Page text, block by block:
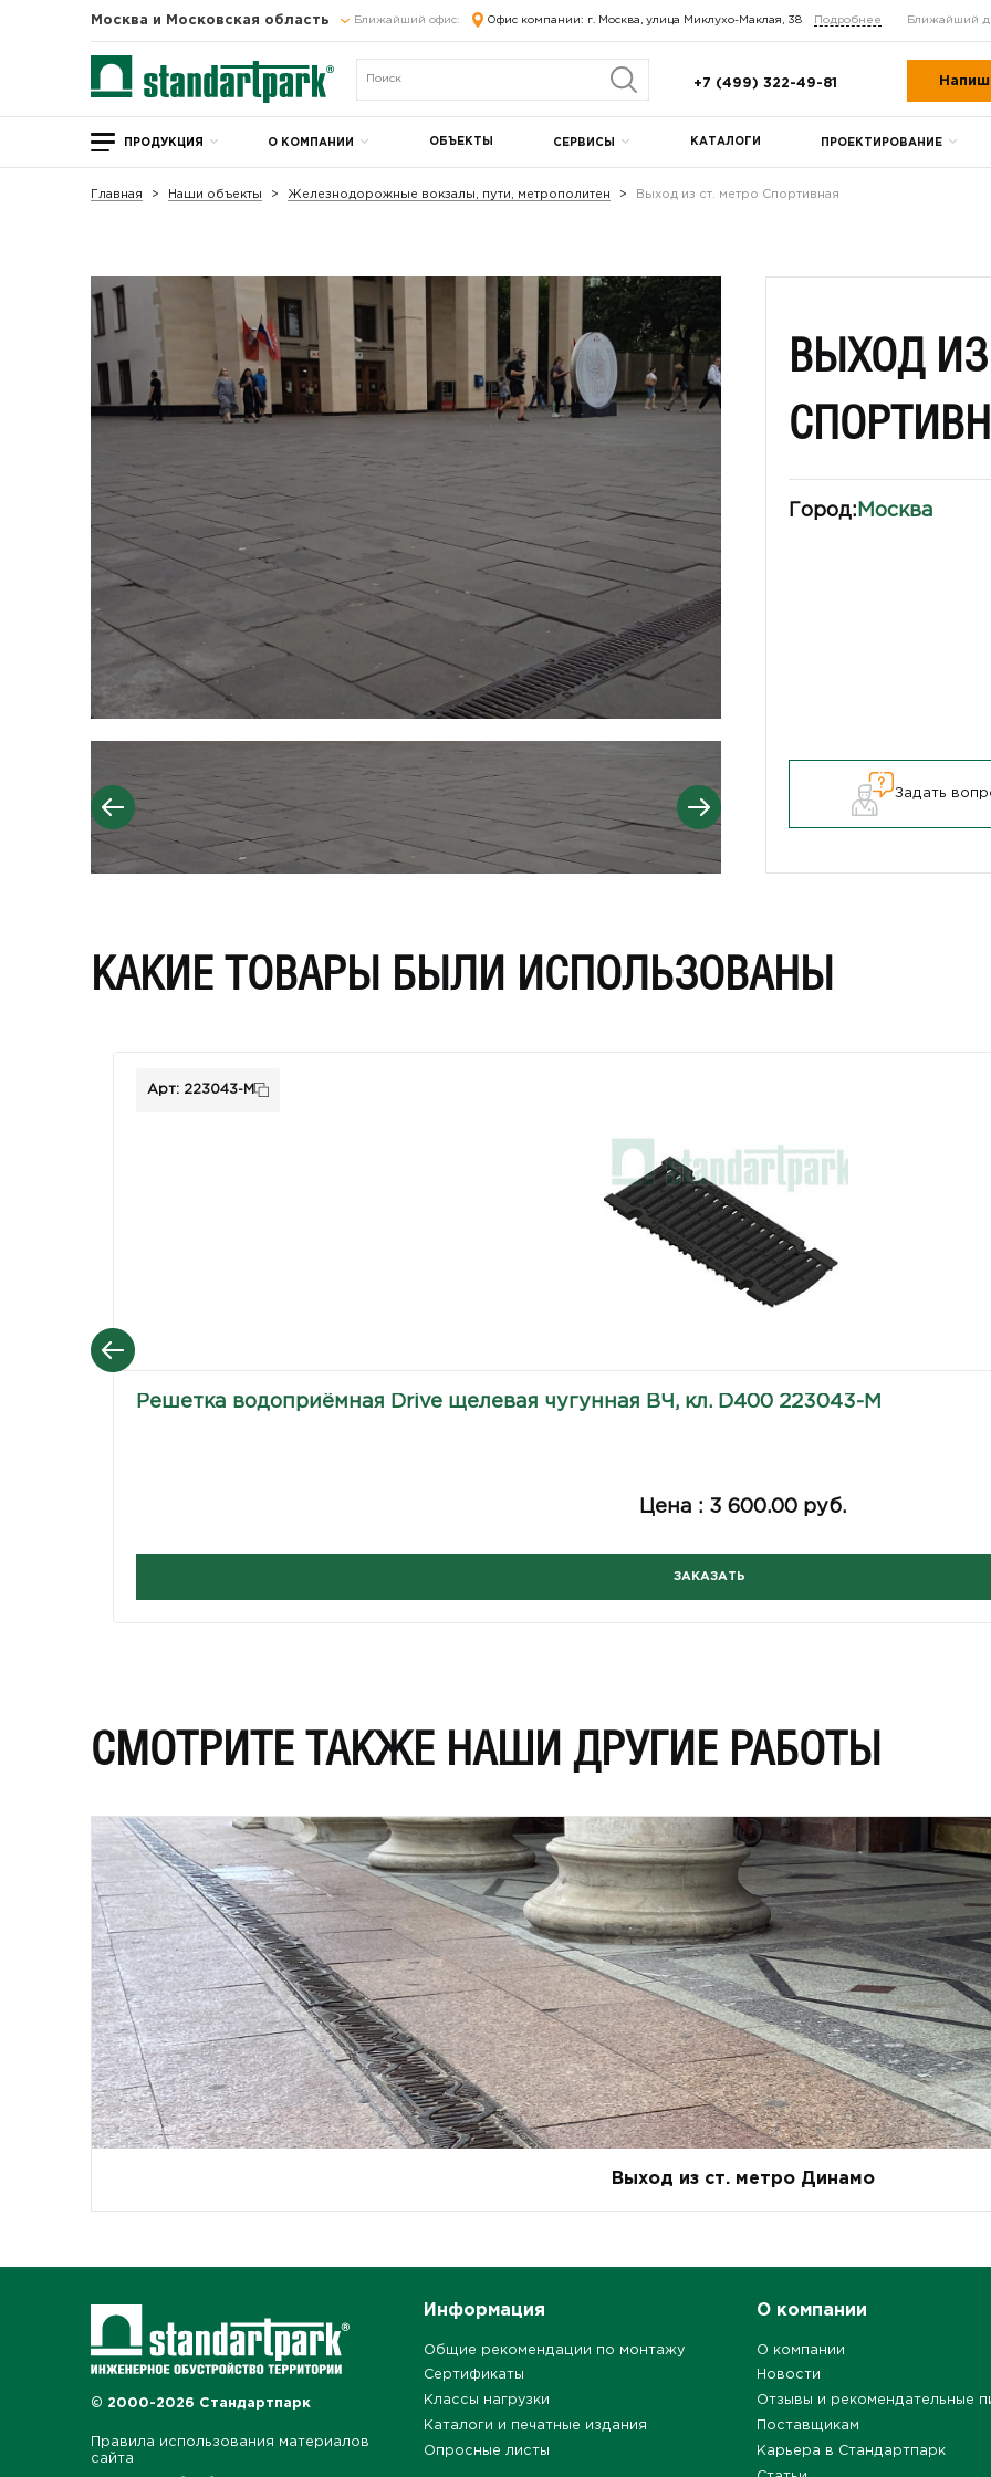
Москва и Московская область Ближайший офис: Офис компании: г. Москва, улица Миклухо-Маклая, 38 Подробнее Ближайший
+7 (499) 322-49-81
ПРОДУКЦИЯ О КОМПАНИИ ОБЪЕКТЫ СЕРВИСЫ КАТАЛОГИ ПРОЕКТИРОВАНИЕ
Главная Наши объекты Железнодорожные вокзалы, пути, метрополитен Выход из ст. метро Спортивная
ВЫХОД
Город: Москва
Задать
КАКИЕ ТОВАРЫ БЫЛИ ИСПОЛЬЗОВАНЫ
Арт: 223043-М
Решетка водоприёмная Drive щелевая чугунная ВЧ, кл. D400 223043-М
Цена : 3 600.00 руб.
ЗАКАЗАТЬ
СМОТРИТЕ ТАКЖЕ НАШИ ДРУГИЕ РАБОТЫ
Выход из ст. метро Динамо
© 2000-2026 Стандартпарк
Правила использования материалов
сайта
Информация
Общие рекомендации по монтажу
Сертификаты
Классы нагрузки
Каталоги и печатные издания
Опросные листы
О компании
О компании
Новости
Отзывы и рекомендательные
Поставщикам
Карьера в Стандартпарк